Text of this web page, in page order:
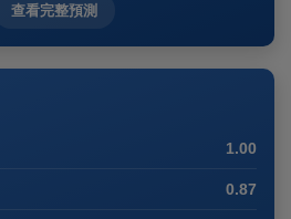
查看完整預測
1.00
0.87